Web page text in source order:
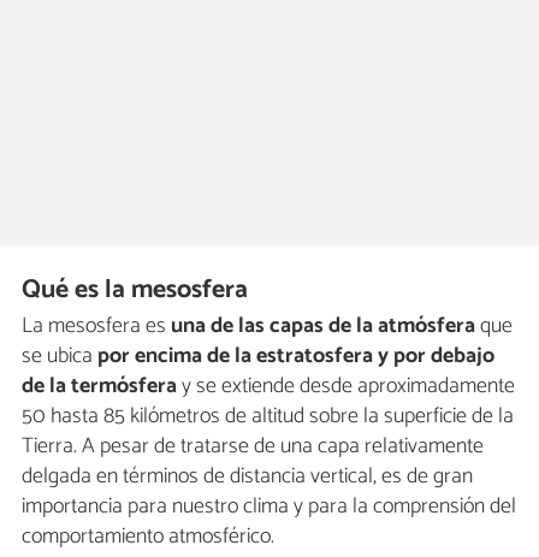
Qué es la mesosfera
La mesosfera es una de las capas de la atmósferaque
se ubica por encima de la estratosfera y por debajo
de la termósferay se extiende desde aproximadamente
50 hasta 85 kilómetros de altitud sobre la superficie de la
Tierra. A pesar de tratarse de una capa relativamente
delgada en términos de distancia vertical, es de gran
importancia para nuestro clima y para la comprensión del
comportamiento atmosférico.